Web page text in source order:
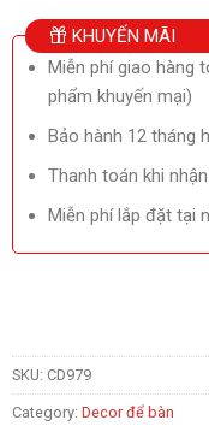
KHUYẾN MÃI
Miễn phí giao hàng
phẩm khuyến mại)
Bảo hành 12 tháng
Thanh toán khi
Miễn phí lắp đặt tại
SKU: CD979
Category: Decor để bàn